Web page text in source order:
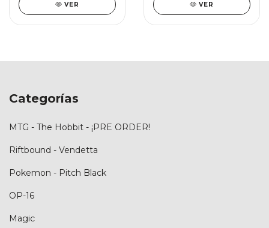
VER VER
Categorías
MTG - The Hobbit - ¡PRE ORDER!
Riftbound - Vendetta
Pokemon - Pitch Black
OP-16
Magic